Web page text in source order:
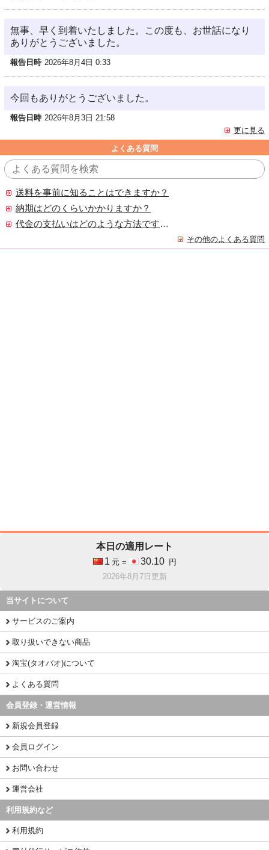
無事、早く到着いたしました。この度も、お世話になり
ありがとうございました。
報告日時 2026年8月4日 0:33
今回もありがとうございました。
報告日時 2026年8月3日 21:58
更に見る
よくある質問
送料を事前に知ることはできますか？
納期はどのくらいかかりますか？
代金の支払いはどのような方法ですか？
その他のよくある質問
本日の適用レート
1 元 = 30.10
円
2026年8月7日更新
当サイトについて
サービスのご案内
取り扱いできない商品
淘宝(タオバオ)について
よくある質問
会員登録・運営情報
新規会員登録
会員ログイン
お問い合わせ
運営会社
利用規約など
利用規約